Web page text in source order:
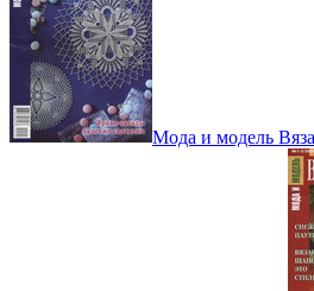
Мода и модель